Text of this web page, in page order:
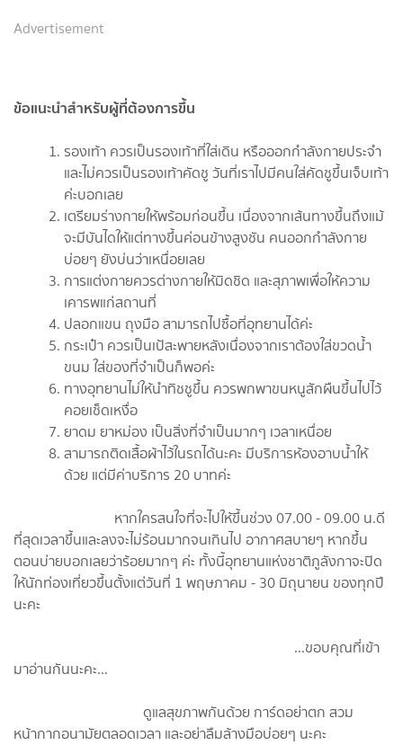
Advertisement
ข้อแนะนำสำหรับผู้ที่ต้องการขึ้น
รองเท้า ควรเป็นรองเท้าที่ใส่เดิน หรือออกกำลังกายประจำ
และไม่ควรเป็นรองเท้าคัดชู วันที่เราไปมีคนใส่คัดชูขึ้นเจ็บเท้า
ค่ะบอกเลย
เตรียมร่างกายให้พร้อมก่อนขึ้น เนื่องจากเส้นทางขึ้นถึงแม้
จะมีบันไดให้แต่ทางขึ้นค่อนข้างสูงชัน คนออกกำลังกาย
บ่อยๆ ยังบ่นว่าเหนื่อยเลย
การแต่งกายควรต่างกายให้มิดชิด และสุภาพเพื่อให้ความ
เคารพแก่สถานที่
ปลอกแขน ถุงมือ สามารถไปซื้อที่อุทยานได้ค่ะ
กระเป๋า ควรเป็นเป้สะพายหลังเนื่องจากเราต้องใส่ขวดน้ำ
ขนม ใส่ของที่จำเป็นก็พอค่ะ
ทางอุทยานไม่ให้นำทิชชูขึ้น ควรพกพาขนหนูสักผืนขึ้นไปไว้
คอยเช็ดเหงื่อ
ยาดม ยาหม่อง เป็นสิ่งที่จำเป็นมากๆ เวลาเหนื่อย
สามารถติดเสื้อผ้าไว้ในรถได้นะคะ มีบริการห้องอาบน้ำให้
ด้วย แต่มีค่าบริการ 20 บาทค่ะ
หากใครสนใจที่จะไปให้ขึ้นช่วง 07.00 - 09.00 น.ดี
ที่สุดเวลาขึ้นและลงจะไม่ร้อนมากจนเกินไป อากาศสบายๆ หากขึ้น
ตอนบ่ายบอกเลยว่าร้อยมากๆ ค่ะ ทั้งนี้อุทยานแห่งชาติภูลังกาจะปิด
ให้นักท่องเที่ยวขึ้นตั้งแต่วันที่ 1 พฤษภาคม - 30 มิถุนายน ของทุกปี
นะคะ
...ขอบคุณที่เข้า
มาอ่านกันนะคะ...
ดูแลสุขภาพกันด้วย การ์ดอย่าตก สวม
หน้ากากอนามัยตลอดเวลา และอย่าลืมล้างมือบ่อยๆ นะคะ